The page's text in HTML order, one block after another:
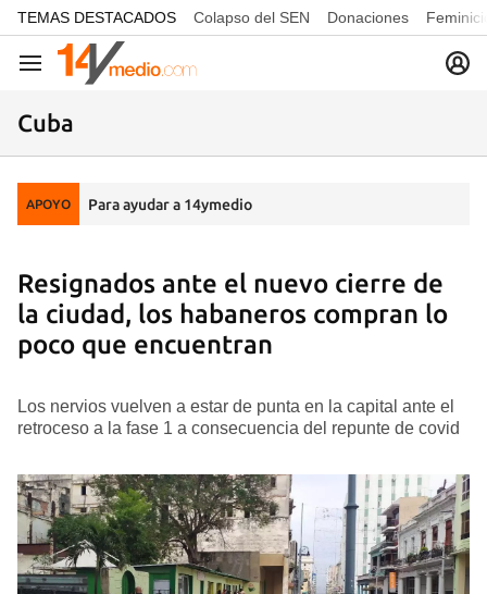
common.go-to-content
TEMAS DESTACADOS Colapso del SEN Donaciones
Navegación
Cuba
APOYO Para ayudar a 14ymedio
Resignados ante el nuevo cierre de
la ciudad, los habaneros compran lo
poco que encuentran
Los nervios vuelven a estar de punta en la capital ante el
retroceso a la fase 1 a consecuencia del repunte de covid